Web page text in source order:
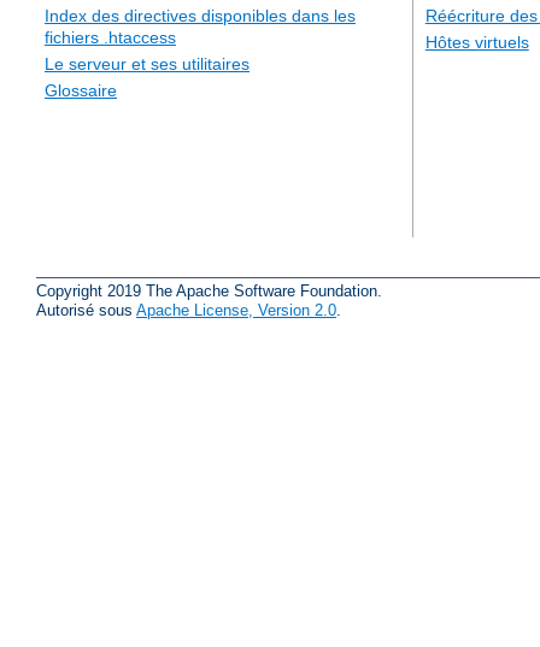
Index des directives disponibles dans les
fichiers .htaccess
Le serveur et ses utilitaires
Glossaire
Réécriture
Hôtes virtuels
Copyright 2019 The Apache Software Foundation.
Autorisé sous Apache License, Version 2.0